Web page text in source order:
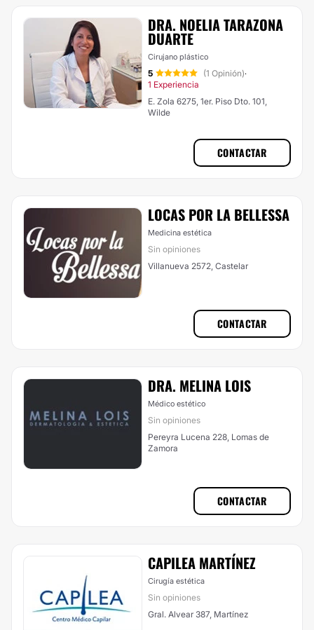
DRA. NOELIA TARAZONA
DUARTE
Cirujano plástico
5 (1 Opinión)·
1 Experiencia
E. Zola 6275, 1er. Piso Dto. 101,
Wilde
CONTACTAR
LOCAS POR LA BELLESSA
Medicina estética
Sin opiniones
Villanueva 2572, Castelar
CONTACTAR
DRA. MELINA LOIS
Médico estético
Sin opiniones
Pereyra Lucena 228, Lomas de
Zamora
CONTACTAR
CAPILEA MARTÍNEZ
Cirugía estética
Sin opiniones
Gral. Alvear 387, Martínez